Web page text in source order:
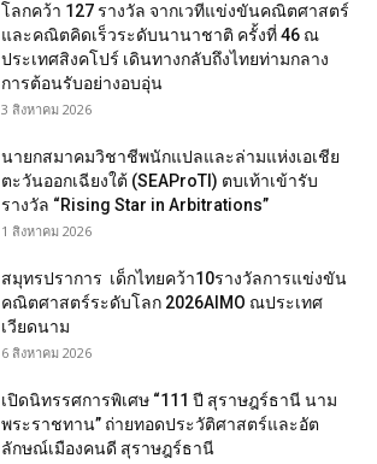
โลกคว้า 127 รางวัล จากเวทีแข่งขันคณิตศาสตร์
และคณิตคิดเร็วระดับนานาชาติ ครั้งที่ 46 ณ
ประเทศสิงคโปร์ เดินทางกลับถึงไทยท่ามกลาง
การต้อนรับอย่างอบอุ่น
3 สิงหาคม 2026
นายกสมาคมวิชาชีพนักแปลและล่ามแห่งเอเชีย
ตะวันออกเฉียงใต้ (SEAProTI) ตบเท้าเข้ารับ
รางวัล “Rising Star in Arbitrations”
1 สิงหาคม 2026
สมุทรปราการ เด็กไทยคว้า10รางวัลการแข่งขัน
คณิตศาสตร์ระดับโลก 2026AIMO ณประเทศ
เวียดนาม
6 สิงหาคม 2026
เปิดนิทรรศการพิเศษ “111 ปี สุราษฎร์ธานี นาม
พระราชทาน” ถ่ายทอดประวัติศาสตร์และอัต
ลักษณ์เมืองคนดี สุราษฎร์ธานี